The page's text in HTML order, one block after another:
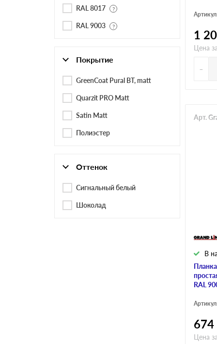
Шифер 7-
RAL 8017
RAL 9003
Покрытие
GreenCoat Pural BT, matt
Quarzit PRO Matt
Satin Matt
Полиэстер
Оттенок
Сигнальный белый
Шоколад
1
Цена
-
RAL
В
Арт.
674
Цена